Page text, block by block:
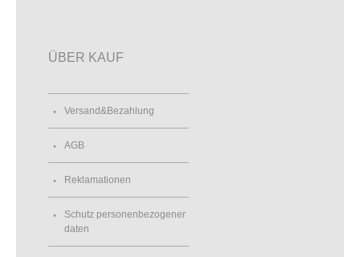
ÜBER KAUF
Versand&Bezahlung
AGB
Reklamationen
Schutz personenbezogener
daten